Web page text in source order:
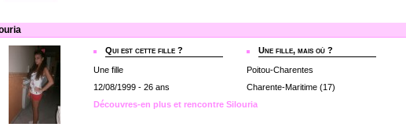
Qui est cette fille ?
Une fille
12/08/1999 - 26 ans
Une fille, mais où ?
Poitou-Charentes
Charente-Maritime (17)
Découvres-en plus et rencontre Silouria